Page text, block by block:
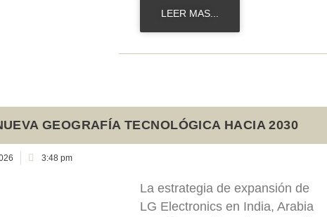
LEER MAS...
GEOGRAFÍA TECNOLÓGICA HACIA 2030
3:48 pm
La estrategia de expansión de
LG Electronics en India, Arabia